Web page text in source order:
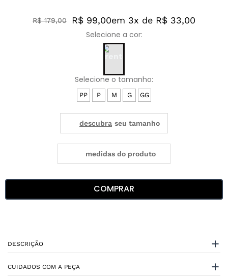
R$ 179,00 R$ 99,00em 3x de R$ 33,00
PP P M G GG
medidas do produto
COMPRAR
DESCRIÇÃO
CUIDADOS COM A PEÇA